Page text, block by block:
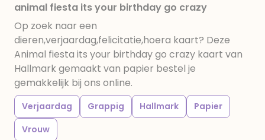
animal fiesta its your birthday go crazy
Op zoek naar een
dieren,verjaardag,felicitatie,hoera kaart? Deze
Animal fiesta its your birthday go crazy kaart van
Hallmark gemaakt van papier bestel je
gemakkelijk bij ons online.
Verjaardag Grappig Hallmark
Papier
Vrouw